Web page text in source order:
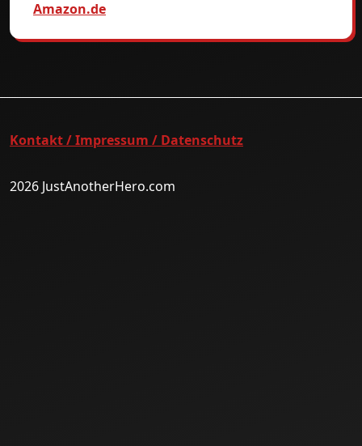
Amazon.de
Kontakt / Impressum / Datenschutz
2026 JustAnotherHero.com